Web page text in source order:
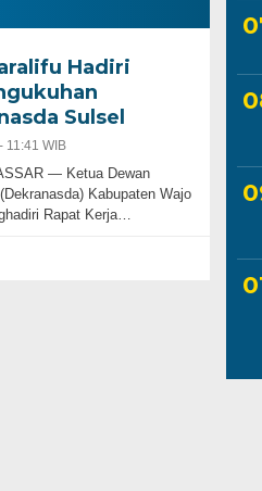
Hadiri
Sulsel
11:41 WIB
— Ketua Dewan
Kabupaten Wajo
Rapat Kerja…